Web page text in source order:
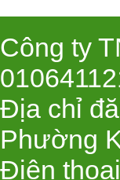
Công ty
Địa chỉ
Phường
Điện